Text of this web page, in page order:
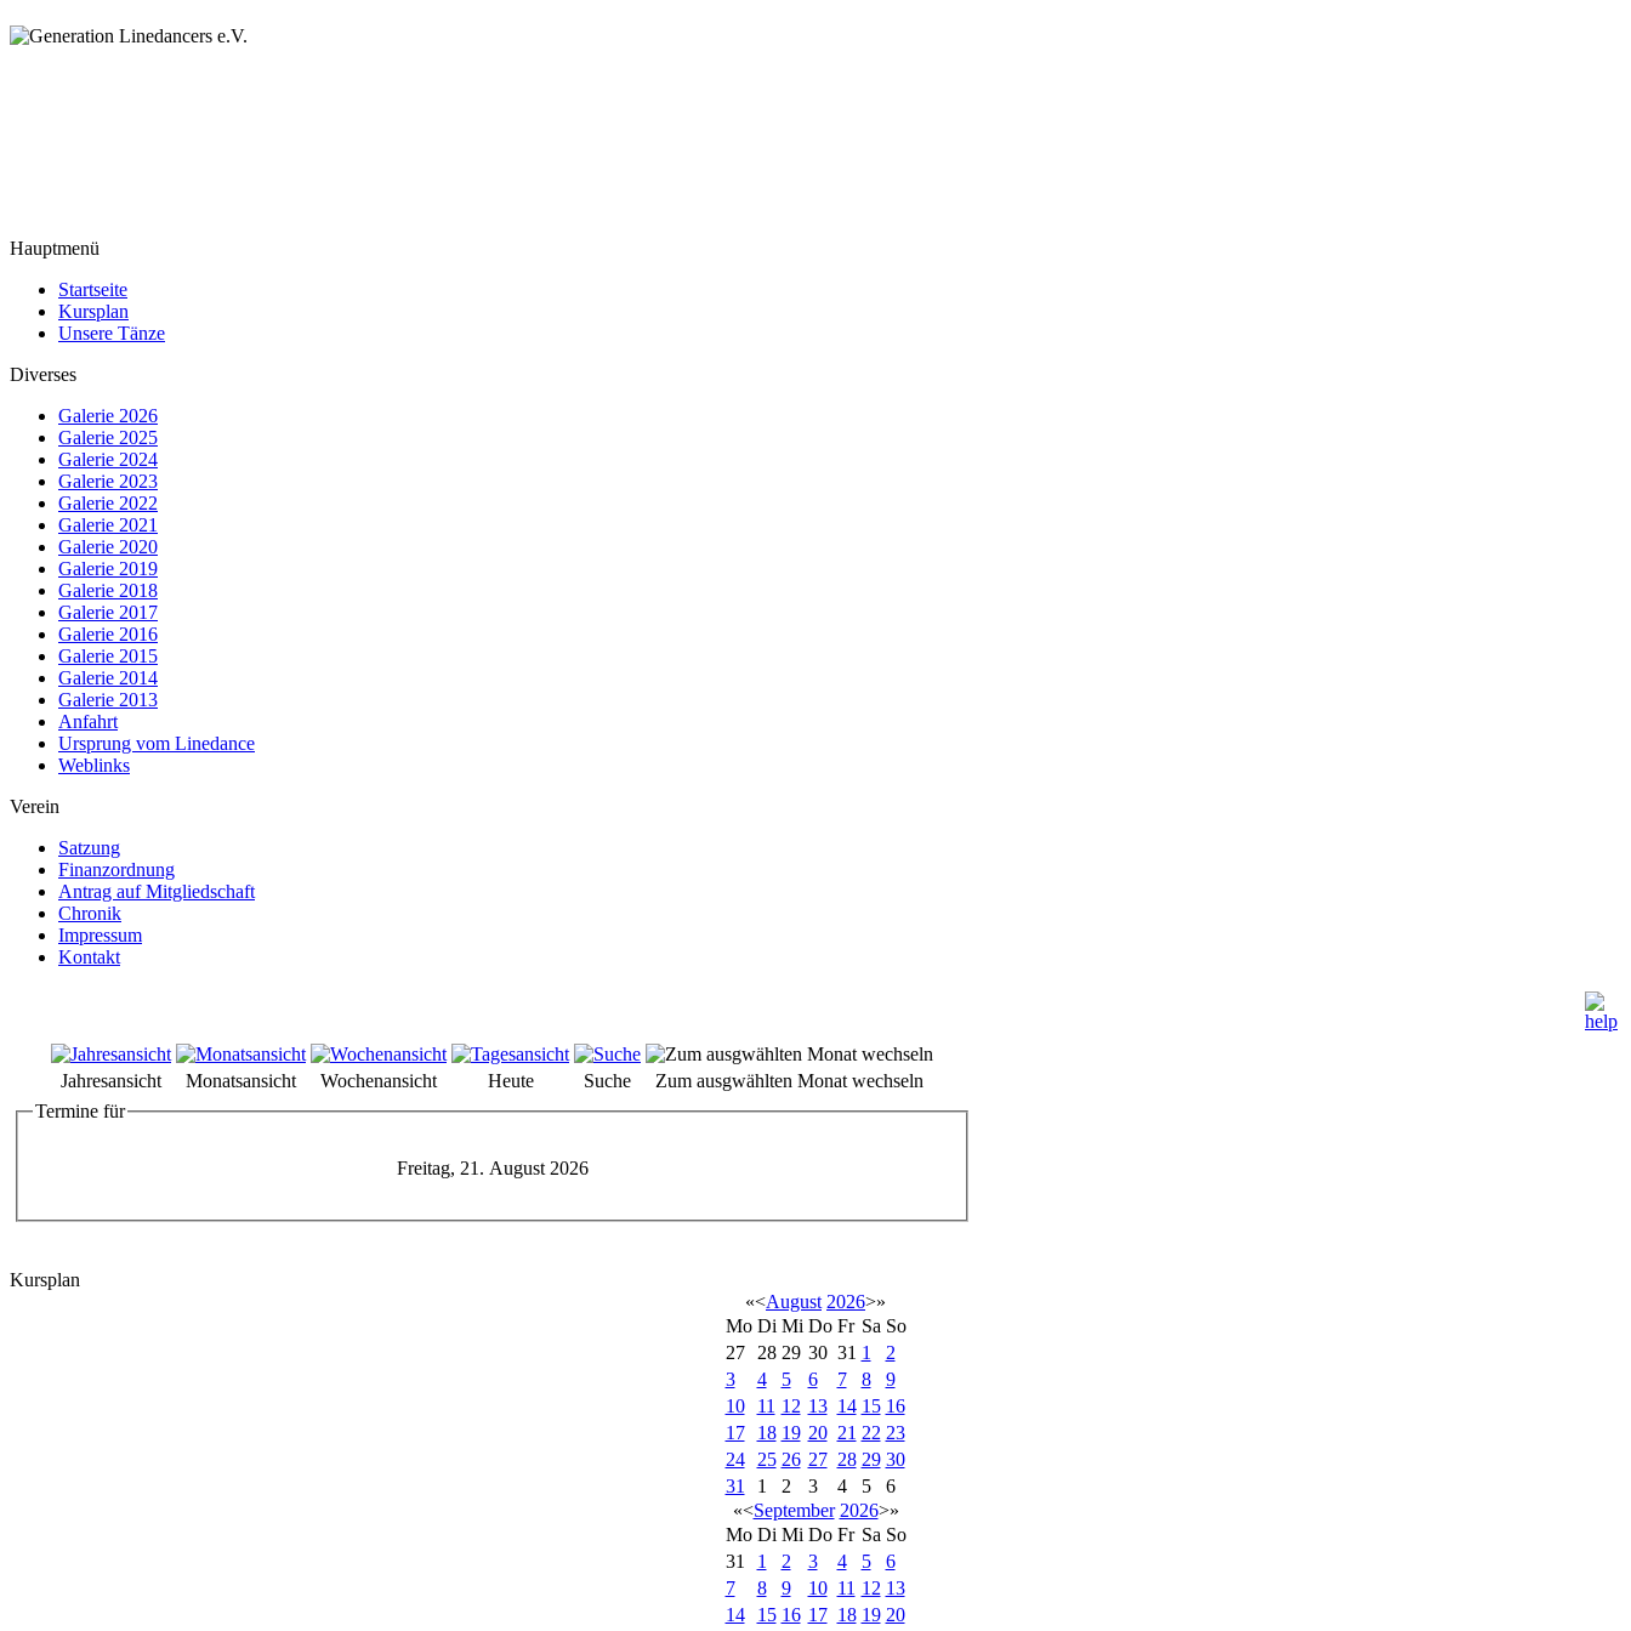
Hauptmenü
Startseite
Kursplan
Unsere Tänze
Diverses
Galerie 2026
Galerie 2025
Galerie 2024
Galerie 2023
Galerie 2022
Galerie 2021
Galerie 2020
Galerie 2019
Galerie 2018
Galerie 2017
Galerie 2016
Galerie 2015
Galerie 2014
Galerie 2013
Anfahrt
Ursprung vom Linedance
Weblinks
Verein
Satzung
Finanzordnung
Antrag auf Mitgliedschaft
Chronik
Impressum
Kontakt
Jahresansicht Monatsansicht Wochenansicht Heute Suche
Zum ausgwählten Monat wechseln
Termine für
Freitag, 21. August 2026
Kursplan
«<August 2026>»
Mo Di Mi Do Fr Sa So
27
28 29 30 31 1
2
3
4 5 6 7 8
9
10
11 12 13 14 15 16
17
18 19 20 21 22 23
24
25 26 27 28 29 30
31
1 2 3 4 5
6
«<September 2026>»
Mo Di Mi Do Fr Sa So
31
1 2 3 4 5
6
7
8 9 10 11 12 13
14
15 16 17 18 19 20